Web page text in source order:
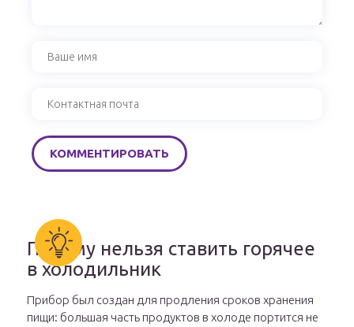
Почему нельзя ставить горячее
в холодильник
Прибор был создан для продления сроков хранения
пищи: большая часть продуктов в холоде портится не